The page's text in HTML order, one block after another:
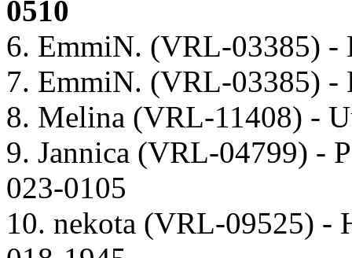
0510
6. EmmiN. (VRL-03385) -
7. EmmiN. (VRL-03385) -
8. Melina (VRL-11408) -
9. Jannica (VRL-04799) -
023-0105
10. nekota (VRL-09525) -